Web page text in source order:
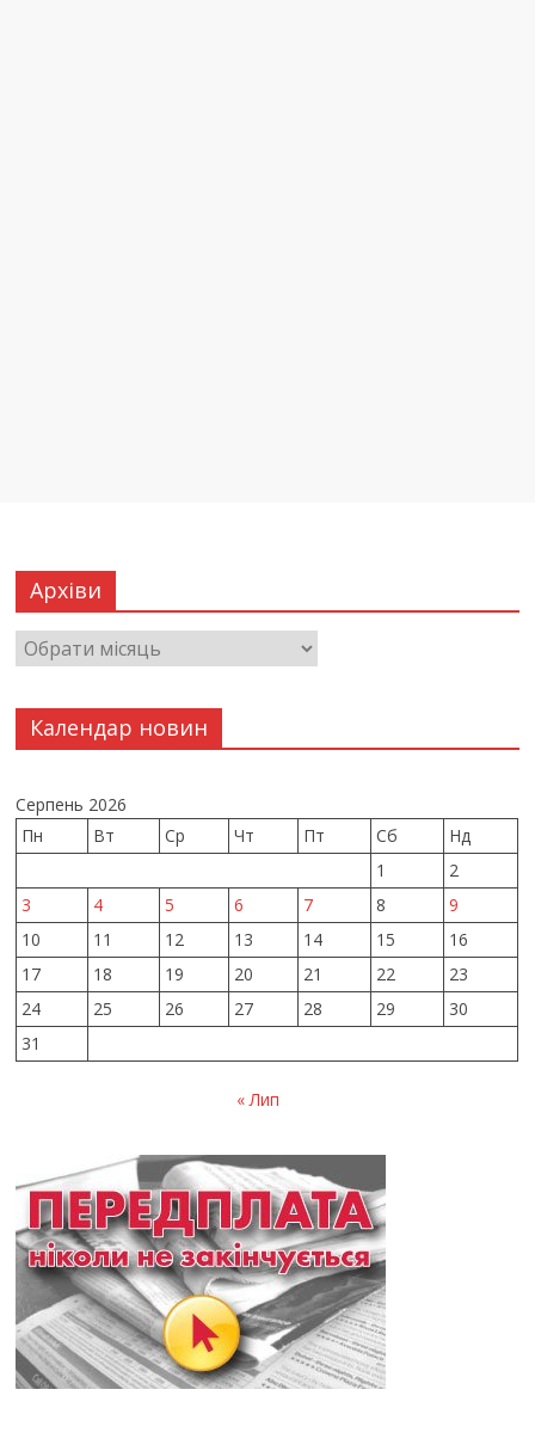
Архіви
Календар новин
Серпень 2026
Пн
Вт Ср Чт Пт Сб
Нд
1
2
3
4 5 6 7 8
9
10
11 12 13 14 15
16
17
18 19 20 21 22
23
24
25 26 27 28 29
30
31
« Лип